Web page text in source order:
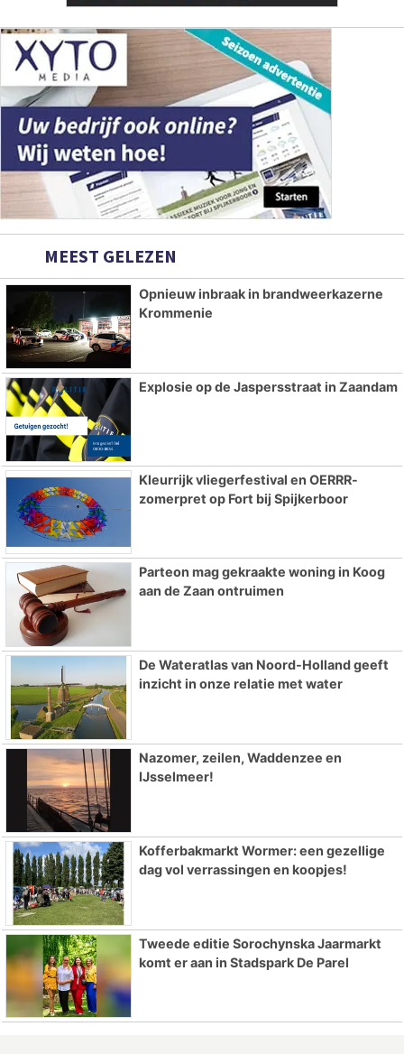
MEEST GELEZEN
Opnieuw inbraak in brandweerkazerne
Krommenie
Explosie op de Jaspersstraat in Zaandam
Kleurrijk vliegerfestival en OERRR-
zomerpret op Fort bij Spijkerboor
Parteon mag gekraakte woning in Koog
aan de Zaan ontruimen
De Wateratlas van Noord-Holland geeft
inzicht in onze relatie met water
Nazomer, zeilen, Waddenzee en
IJsselmeer!
Kofferbakmarkt Wormer: een gezellige
dag vol verrassingen en koopjes!
Tweede editie Sorochynska Jaarmarkt
komt er aan in Stadspark De Parel